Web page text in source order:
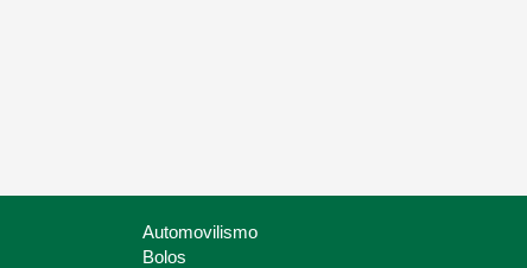
Automovilismo
Bolos